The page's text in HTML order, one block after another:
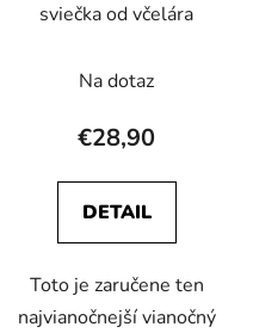
sviečka od včelára
Na dotaz
€28,90
DETAIL
Toto je zaručene ten
najvianočnejší vianočný